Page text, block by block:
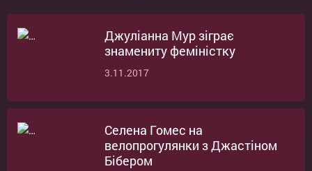
Джуліанна Мур зіграє
знамениту феміністку
3.11.2017
Селена Гомес на
велопрогулянки з Джастіном
Бібером